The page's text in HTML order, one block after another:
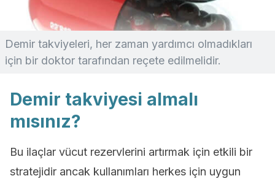
Demir takviyeleri, her zaman yardımcı olmadıkları
için bir doktor tarafından reçete edilmelidir.
Demir takviyesi almalı
mısınız?
Bu ilaçlar vücut rezervlerini artırmak için etkili bir
stratejidir ancak kullanımları herkes için uygun